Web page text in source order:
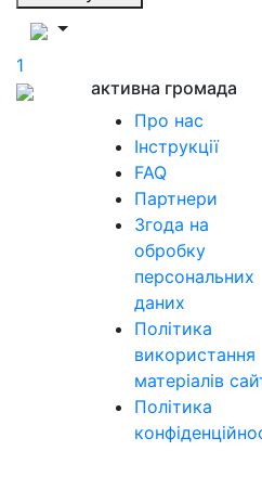
1
активна громада
Про нас
Інструкції
FAQ
Партнери
Згода на
обробку
персональних
даних
Політика
використання
матеріалів
Політика